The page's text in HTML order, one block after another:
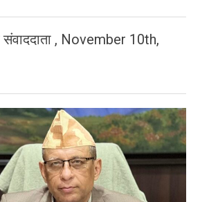
, November 10th,